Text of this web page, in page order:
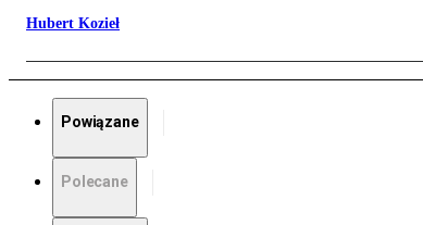
Hubert Kozieł
Powiązane
Polecane